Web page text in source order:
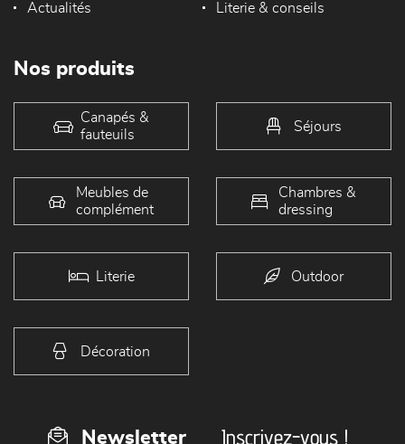
Actualités Literie & conseils
Nos produits
Canapés &
fauteuils
Séjours
Meubles de
complément
Chambres &
dressing
Literie Outdoor
Décoration
Newsletter Inscrivez-vous !